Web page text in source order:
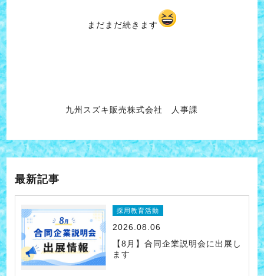
まだまだ続きます
九州スズキ販売株式会社 人事課
最新記事
採用教育活動
2026.08.06
【8月】合同企業説明会に出展し
ます